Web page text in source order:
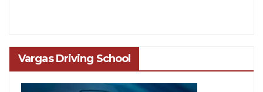
Vargas Driving School